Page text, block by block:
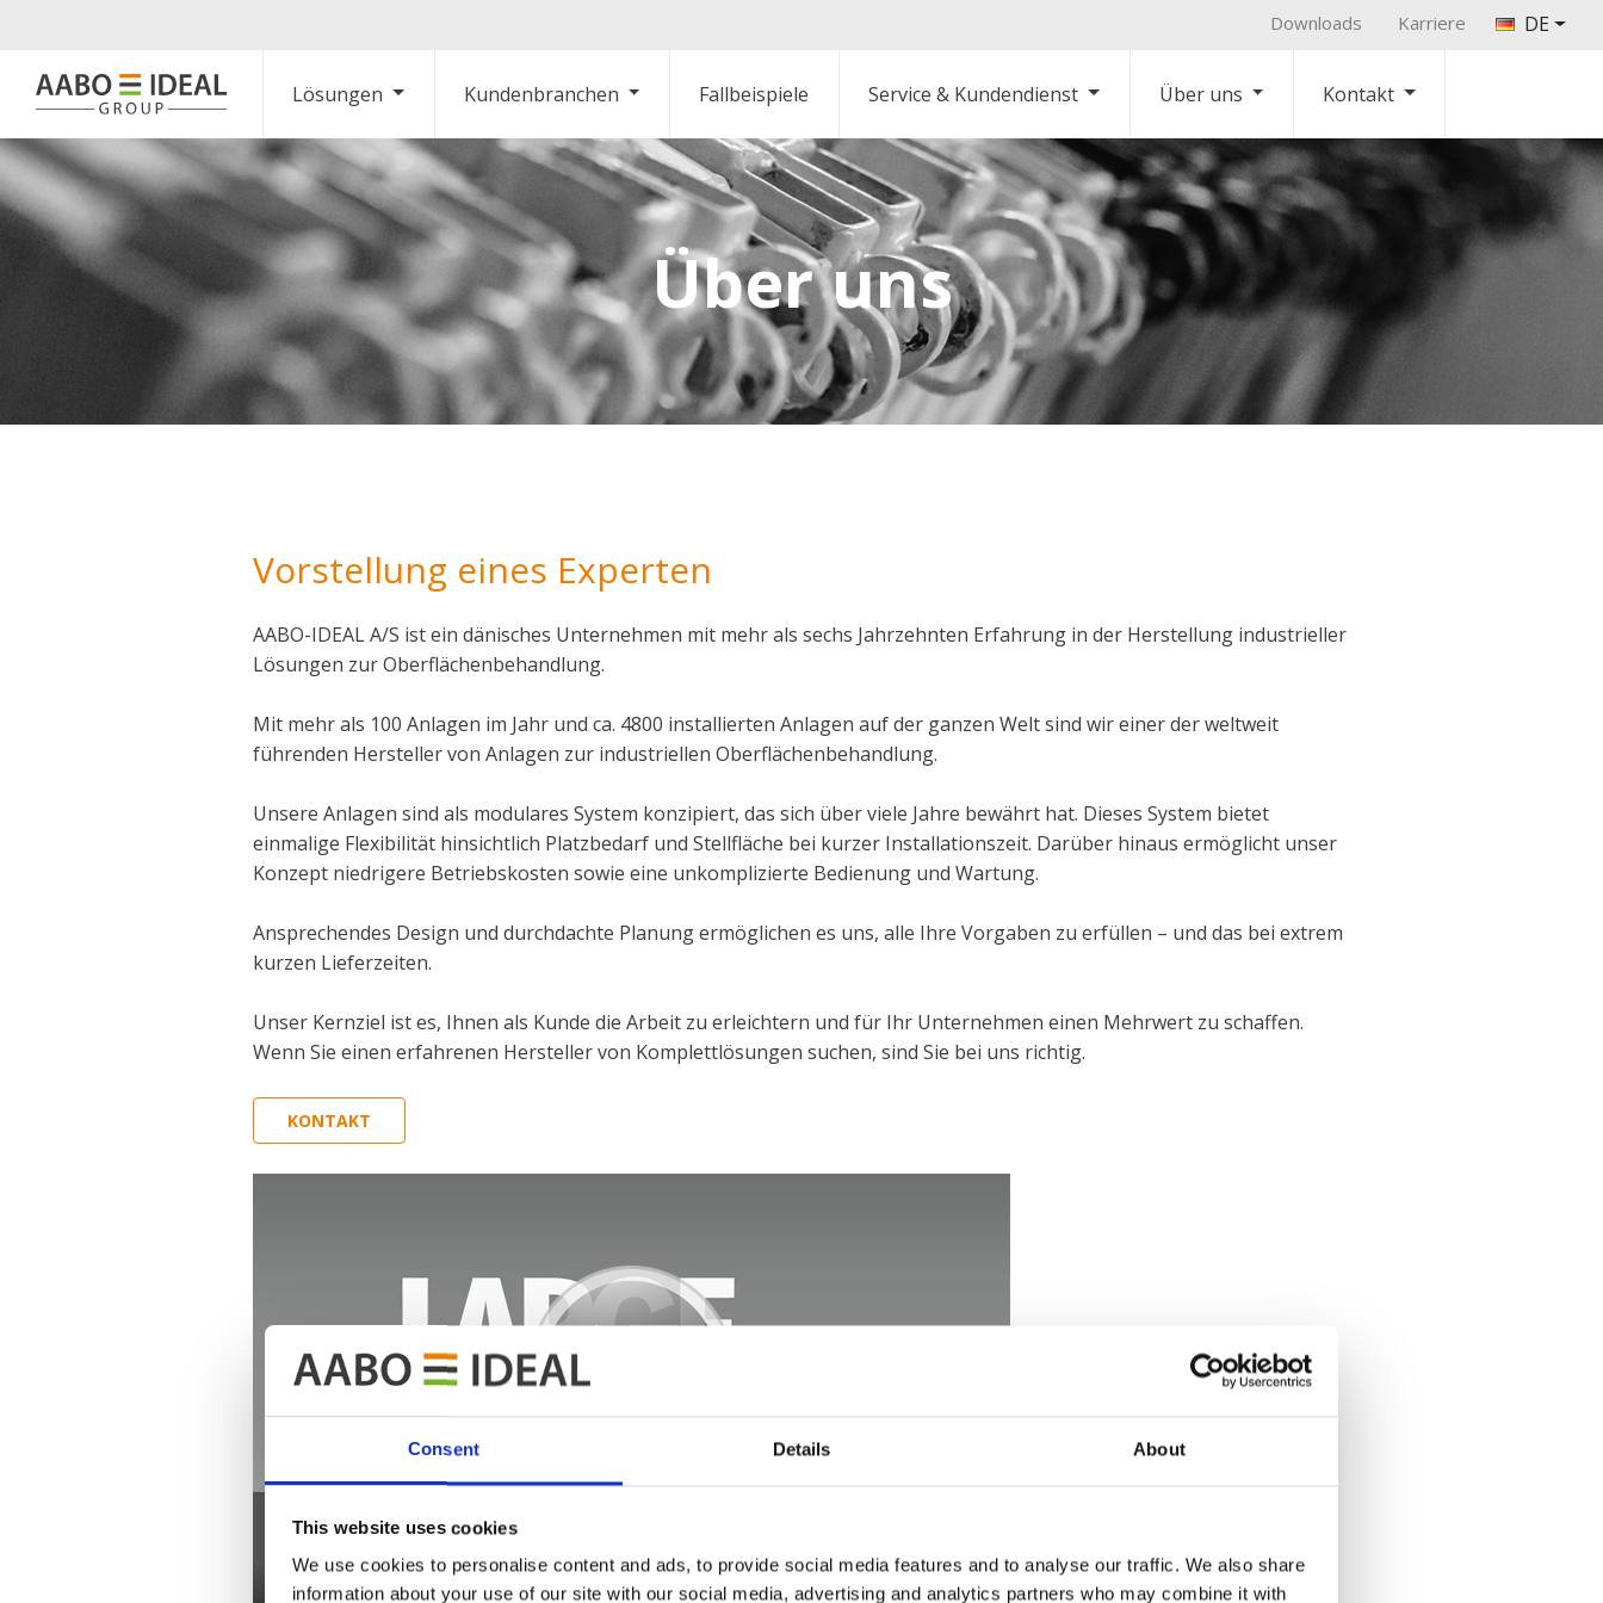
Consent Details About
This website uses cookies
We use cookies to personalise content and ads, to provide social media features and to analyse our traffic. We also share
information about your use of our site with our social media, advertising and analytics partners who may combine it with
Downloads Karriere DE
Lösungen Kundenbranchen Fallbeispiele Service & Kundendienst Über uns Kontakt
Über uns
Vorstellung eines Experten
AABO-IDEAL A/S ist ein dänisches Unternehmen mit mehr als sechs Jahrzehnten Erfahrung in der Herstellung industrieller
Lösungen zur Oberflächenbehandlung.
Mit mehr als 100 Anlagen im Jahr und ca. 4800 installierten Anlagen auf der ganzen Welt sind wir einer der weltweit
führenden Hersteller von Anlagen zur industriellen Oberflächenbehandlung.
Unsere Anlagen sind als modulares System konzipiert, das sich über viele Jahre bewährt hat. Dieses System bietet
einmalige Flexibilität hinsichtlich Platzbedarf und Stellfläche bei kurzer Installationszeit. Darüber hinaus ermöglicht unser
Konzept niedrigere Betriebskosten sowie eine unkomplizierte Bedienung und Wartung.
Ansprechendes Design und durchdachte Planung ermöglichen es uns, alle Ihre Vorgaben zu erfüllen – und das bei extrem
kurzen Lieferzeiten.
Unser Kernziel ist es, Ihnen als Kunde die Arbeit zu erleichtern und für Ihr Unternehmen einen Mehrwert zu schaffen.
Wenn Sie einen erfahrenen Hersteller von Komplettlösungen suchen, sind Sie bei uns richtig.
KONTAKT